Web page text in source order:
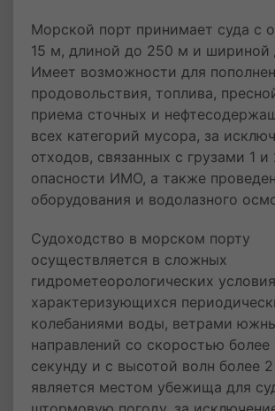
Морской порт принимает суда с
15 м, длиной до 250 м и шириной
Имеет возможности для
продовольствия, топлива,
приема сточных и
всех категорий мусора, за
отходов, связанных с грузами 1 и
опасности ИМО, а также
оборудования и водолазного
Судоходство в морском порту
осуществляется в сложных
гидрометеорологических
характеризующихся
колебаниями воды, ветрами
направлений со скоростью более
секунду и с высотой волн более
является местом убежища для